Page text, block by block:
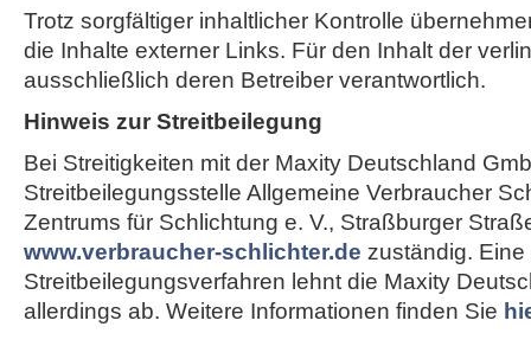
Trotz sorgfältiger inhaltlicher Kontrolle
die Inhalte externer Links. Für den Inhalt der
ausschließlich deren Betreiber verantwortlich.
Hinweis zur Streitbeilegung
Bei Streitigkeiten mit der Maxity Deutschland
Streitbeilegungsstelle Allgemeine Verbraucher
Zentrums für Schlichtung e. V., Straßburger
www.verbraucher-schlichter.de zuständig.
Streitbeilegungsverfahren lehnt die Maxity
allerdings ab. Weitere Informationen finden Sie